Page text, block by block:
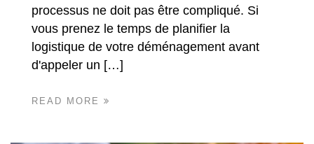
processus ne doit pas être compliqué. Si
vous prenez le temps de planifier la
logistique de votre déménagement avant
d'appeler un […]
READ MORE